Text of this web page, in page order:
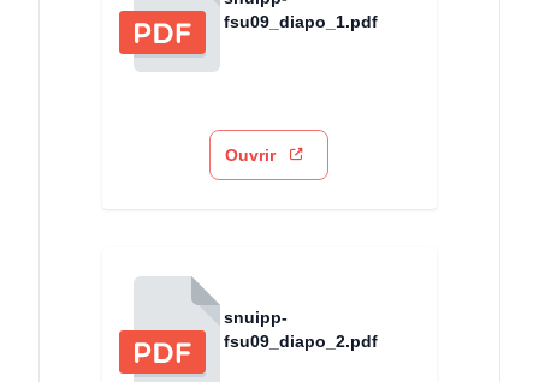
fsu09_diapo_1.pdf
Ouvrir
snuipp-
fsu09_diapo_2.pdf